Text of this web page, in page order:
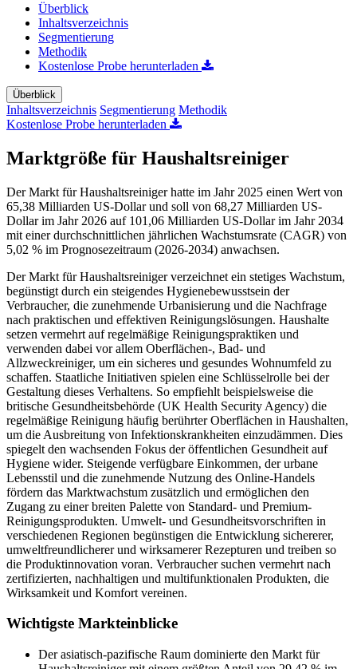
Überblick
Inhaltsverzeichnis
Segmentierung
Methodik
Kostenlose Probe herunterladen
Überblick
Inhaltsverzeichnis Segmentierung Methodik
Kostenlose Probe herunterladen
Marktgröße für Haushaltsreiniger
Der Markt für Haushaltsreiniger hatte im Jahr 2025 einen Wert von
65,38 Milliarden US-Dollar und soll von 68,27 Milliarden US-
Dollar im Jahr 2026 auf 101,06 Milliarden US-Dollar im Jahr 2034
mit einer durchschnittlichen jährlichen Wachstumsrate (CAGR) von
5,02 % im Prognosezeitraum (2026-2034) anwachsen.
Der Markt für Haushaltsreiniger verzeichnet ein stetiges Wachstum,
begünstigt durch ein steigendes Hygienebewusstsein der
Verbraucher, die zunehmende Urbanisierung und die Nachfrage
nach praktischen und effektiven Reinigungslösungen. Haushalte
setzen vermehrt auf regelmäßige Reinigungspraktiken und
verwenden dabei vor allem Oberflächen-, Bad- und
Allzweckreiniger, um ein sicheres und gesundes Wohnumfeld zu
schaffen. Staatliche Initiativen spielen eine Schlüsselrolle bei der
Gestaltung dieses Verhaltens. So empfiehlt beispielsweise die
britische Gesundheitsbehörde (UK Health Security Agency) die
regelmäßige Reinigung häufig berührter Oberflächen in Haushalten,
um die Ausbreitung von Infektionskrankheiten einzudämmen. Dies
spiegelt den wachsenden Fokus der öffentlichen Gesundheit auf
Hygiene wider. Steigende verfügbare Einkommen, der urbane
Lebensstil und die zunehmende Nutzung des Online-Handels
fördern das Marktwachstum zusätzlich und ermöglichen den
Zugang zu einer breiten Palette von Standard- und Premium-
Reinigungsprodukten. Umwelt- und Gesundheitsvorschriften in
verschiedenen Regionen begünstigen die Entwicklung sichererer,
umweltfreundlicherer und wirksamerer Rezepturen und treiben so
die Produktinnovation voran. Verbraucher suchen vermehrt nach
zertifizierten, nachhaltigen und multifunktionalen Produkten, die
Wirksamkeit und Komfort vereinen.
Wichtigste Markteinblicke
Der asiatisch-pazifische Raum dominierte den Markt für